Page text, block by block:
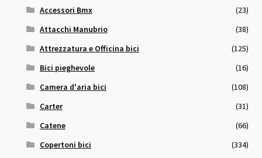
Accessori Bmx
(23)
Attacchi Manubrio
(38)
Attrezzatura e Officina bici
(125)
Bici pieghevole
(16)
Camera d'aria bici
(108)
Carter
(31)
Catene
(66)
Copertoni bici
(334)